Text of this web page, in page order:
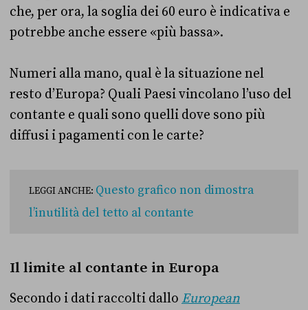
che, per ora, la soglia dei 60 euro è indicativa e
potrebbe anche essere «più bassa».
Numeri alla mano, qual è la situazione nel
resto d’Europa? Quali Paesi vincolano l’uso del
contante e quali sono quelli dove sono più
diffusi i pagamenti con le carte?
LEGGI ANCHE: Questo grafico non dimostra
l’inutilità del tetto al contante
Il limite al contante in Europa
Secondo i dati raccolti dallo European